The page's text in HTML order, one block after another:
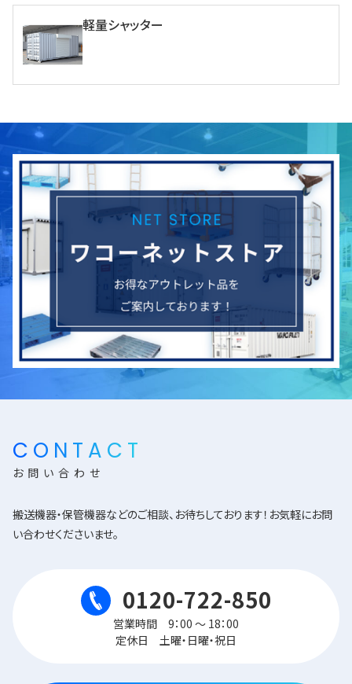
軽量シャッター
CONTACT
お問い合わせ
搬送機器・保管機器などのご相談、お待ちしております！お気軽にお問
い合わせくださいませ。
0120-722-850
営業時間 9：00 ～ 18：00
定休日 土曜・日曜・祝日